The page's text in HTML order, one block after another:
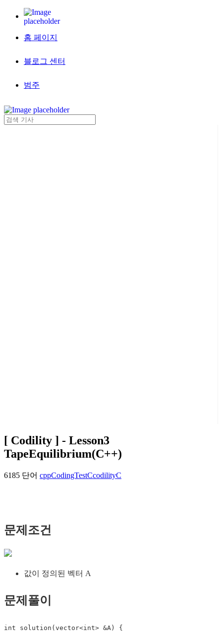
홈 페이지
블로그 센터
범주
[ Codility ] - Lesson3
TapeEquilibrium(C++)
6185 단어 cppCodingTestCcodilityC
문제조건
값이 정의된 벡터 A
문제풀이
int solution ( vector<int> &A ) {